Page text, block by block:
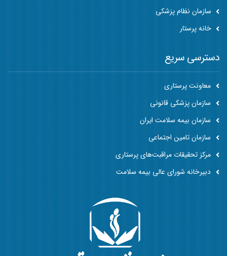
سازمان نظام پزشکی
خانه پرستار
دسترسی سریع
معاونت پرستاری
سازمان پزشکی قانونی
سازمان بیمه سلامت ایران
سازمان تامین اجتماعی
مرکز تحقیقات مراقبت‌های پرستاری
دبیرخانه شورای عالی بیمه سلامت